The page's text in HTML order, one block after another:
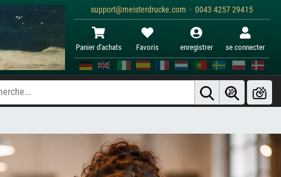
support@meisterdrucke.com · 0043 4257 29415
Panier d'achats Favoris enregistrer se connecter